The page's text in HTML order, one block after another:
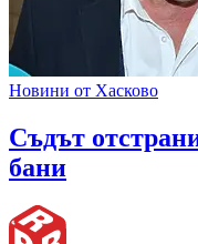
Новини от Хасково
Съдът
бани